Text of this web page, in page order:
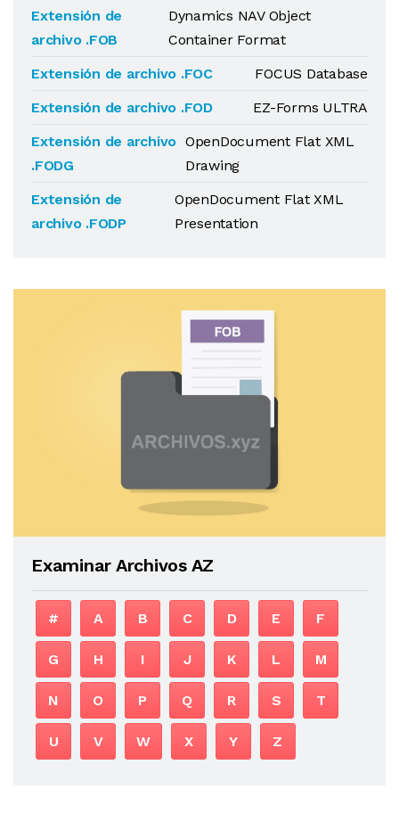
Extensión de
archivo .FOB
Dynamics NAV Object
Container Format
Extensión de archivo .FOC
FOCUS Database
Extensión de archivo .FOD
EZ-Forms ULTRA
Extensión de archivo
.FODG
OpenDocument Flat XML
Drawing
Extensión de
archivo .FODP
OpenDocument Flat XML
Presentation
Examinar Archivos AZ
# A B C D E F
G H I J K L M
N O P Q R S T
U V W X Y Z